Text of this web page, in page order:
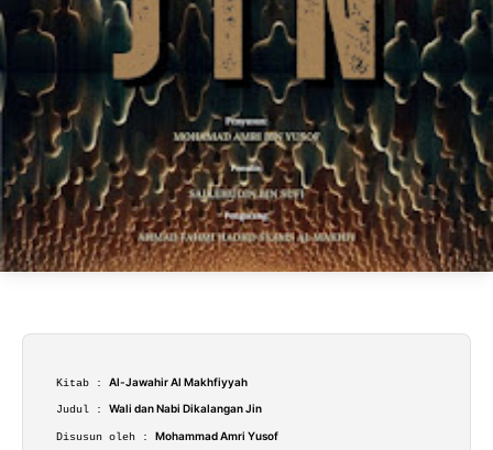
Kitab : Al-Jawahir Al Makhfiyyah
Judul : Wali dan Nabi Dikalangan Jin
Disusun oleh : Mohammad Amri Yusof